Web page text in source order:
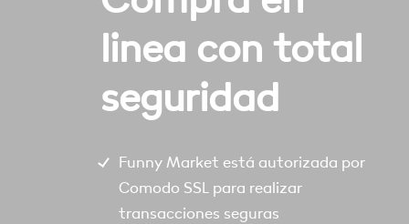
linea con total
seguridad
Funny Market está autorizada por
Comodo SSL para realizar
transacciones seguras